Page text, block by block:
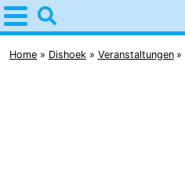
Home
Dishoek
Home Dishoek Veranstaltungen